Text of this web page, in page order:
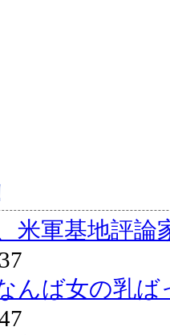
米軍基地評論
んば女の乳